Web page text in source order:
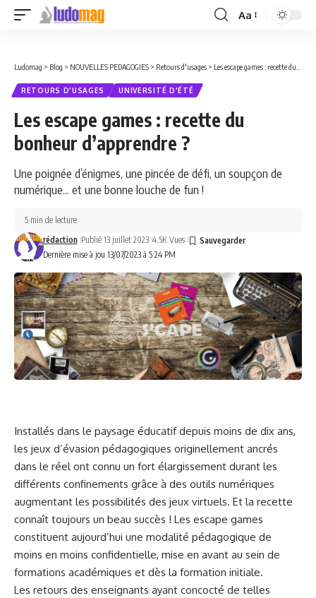
Font
Aa
Ludomag > Blog > NOUVELLES PEDAGOGIES > Retours d'usages > Les escape games : recette du bonheur d’apprendre ?
RETOURS D'USAGES UNIVERSITÉ D'ÉTÉ
Les escape games : recette du
bonheur d’apprendre ?
Une poignée d’énigmes, une pincée de défi, un soupçon de
numérique... et une bonne louche de fun !
Dernière mise à jou 13/07/2023 à 5:24 PM
rédaction Publié 13 juillet 2023 4.5K Vues
5 min de lecture
Installés dans le paysage éducatif depuis moins de dix ans,
les jeux d’évasion pédagogiques originellement ancrés
dans le réel ont connu un fort élargissement durant les
différents confinements grâce à des outils numériques
augmentant les possibilités des jeux virtuels. Et la recette
connaît toujours un beau succès ! Les escape games
constituent aujourd’hui une modalité pédagogique de
moins en moins confidentielle, mise en avant au sein de
formations académiques et dès la formation initiale.
Les retours des enseignants ayant concocté de telles